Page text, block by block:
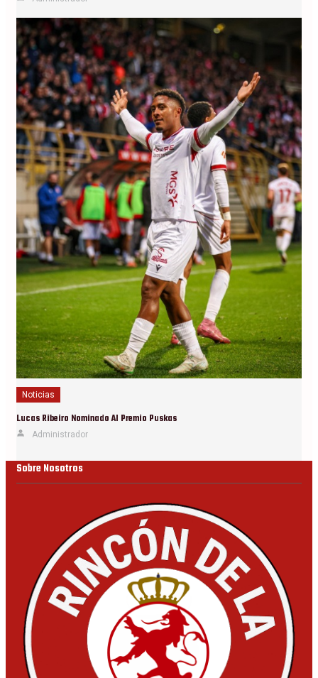
Noticias
Lucas Ribeiro Nominado Al Premio Puskas
Administrador
Sobre Nosotros